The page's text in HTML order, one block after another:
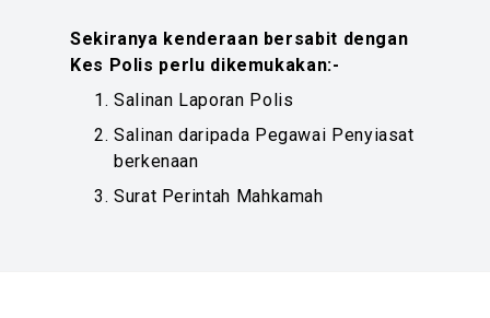
Sekiranya kenderaan bersabit dengan
Kes Polis perlu dikemukakan:-
Salinan Laporan Polis
Salinan daripada Pegawai Penyiasat
berkenaan
Surat Perintah Mahkamah